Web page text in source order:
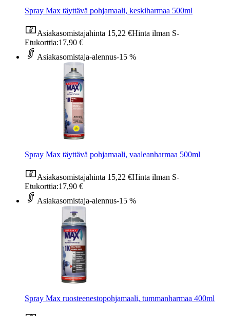
Spray Max täyttävä pohjamaali, keskiharmaa 500ml
Asiakasomistajahinta 15,22 €Hinta ilman S-
Etukorttia:17,90 €
Asiakasomistaja-alennus-15 %
Spray Max täyttävä pohjamaali, vaaleanharmaa 500ml
Asiakasomistajahinta 15,22 €Hinta ilman S-
Etukorttia:17,90 €
Asiakasomistaja-alennus-15 %
Spray Max ruosteenestopohjamaali, tummanharmaa 400ml